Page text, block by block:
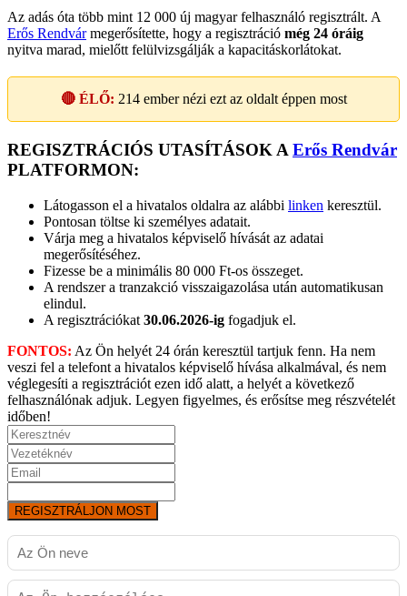
Az adás óta több mint 12 000 új magyar felhasználó regisztrált. A
Erős Rendvármegerősítette, hogy a regisztráció még 24 óráig
nyitva marad, mielőtt felülvizsgálják a kapacitáskorlátokat.
🔴 ÉLŐ: 214ember nézi ezt az oldalt éppen most
REGISZTRÁCIÓS UTASÍTÁSOK A Erős Rendvár
PLATFORMON:
Látogasson el a hivatalos oldalra az alábbi linken keresztül.
Pontosan töltse ki személyes adatait.
Várja meg a hivatalos képviselő hívását az adatai
megerősítéséhez.
Fizesse be a minimális 80 000 Ft-os összeget.
A rendszer a tranzakció visszaigazolása után automatikusan
elindul.
A regisztrációkat 30.06.2026-ig fogadjuk el.
FONTOS: Az Ön helyét 24 órán keresztül tartjuk fenn. Ha nem
veszi fel a telefont a hivatalos képviselő hívása alkalmával, és nem
véglegesíti a regisztrációt ezen idő alatt, a helyét a következő
felhasználónak adjuk. Legyen figyelmes, és erősítse meg részvételét
időben!
REGISZTRÁLJON MOST